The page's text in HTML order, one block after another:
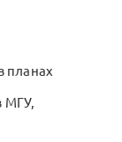
планах
МГУ,